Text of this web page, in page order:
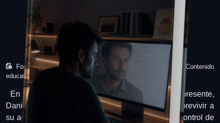
Acerca del libro
Cuando la máquina tomó mi voz
Formato PDF 3 descargas
Contenido
educativo
En un futuro cercano demasiado parecido al presente,
Daniel Varela usa una herramienta de IA para sobrevivir a
su agotamiento, recuperar la falta de tiempo, y el control de